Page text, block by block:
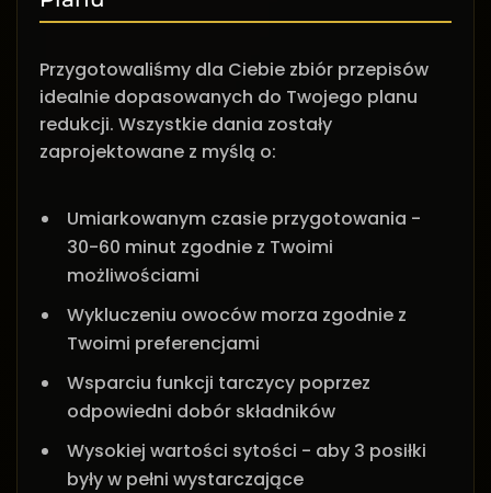
Przygotowaliśmy dla Ciebie zbiór przepisów
idealnie dopasowanych do Twojego planu
redukcji. Wszystkie dania zostały
zaprojektowane z myślą o:
Umiarkowanym czasie przygotowania -
30-60 minut zgodnie z Twoimi
możliwościami
Wykluczeniu owoców morza zgodnie z
Twoimi preferencjami
Wsparciu funkcji tarczycy poprzez
odpowiedni dobór składników
Wysokiej wartości sytości - aby 3 posiłki
były w pełni wystarczające